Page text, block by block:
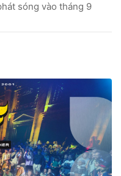
sóng vào tháng 9